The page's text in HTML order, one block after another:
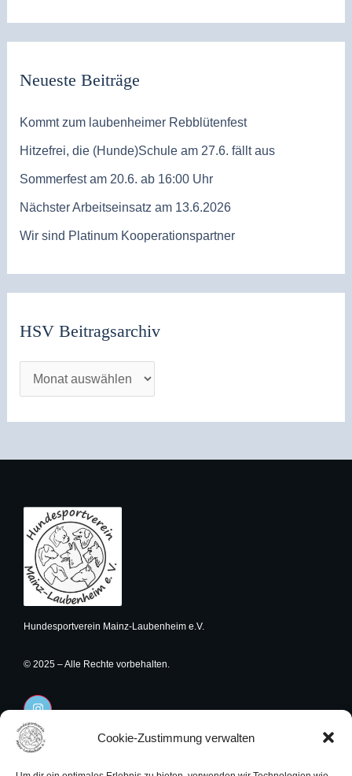
Cookie-Zustimmung verwalten
Neueste Beiträge
Kommt zum laubenheimer Rebblütenfest
Hitzefrei, die (Hunde)Schule am 27.6. fällt aus
Sommerfest am 20.6. ab 16:00 Uhr
Nächster Arbeitseinsatz am 13.6.2026
Wir sind Platinum Kooperationspartner
HSV Beitragsarchiv
Hundesportverein Mainz-Laubenheim e.V.
© 2025 – Alle Rechte vorbehalten.
I
n
s
t
a
r
Rechtliches Navigation